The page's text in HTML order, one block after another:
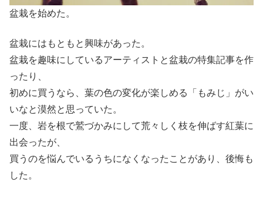
盆栽を始めた。
盆栽にはもともと興味があった。
盆栽を趣味にしているアーティストと盆栽の特集記事を作
ったり、
初めに買うなら、葉の色の変化が楽しめる「もみじ」がい
いなと漠然と思っていた。
一度、岩を根で鷲づかみにして荒々しく枝を伸ばす紅葉に
出会ったが、
買うのを悩んでいるうちになくなったことがあり、後悔も
した。